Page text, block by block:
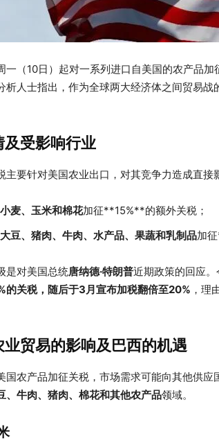
一（10日）起对一系列进口自美国的农产品
析人士指出，作为全球两大经济体之间贸易
及受影响行业
主要针对美国农业出口，对其竞争力造成直接
麦、玉米和棉花加征**15%**的额外关税；
豆、猪肉、牛肉、水产品、果蔬和乳制品加
是对美国总统唐纳德·特朗普近期政策的回应
的关税，随后于3月宣布加税翻倍至20% ，理
业贸易的影响及巴西的机遇
国农产品加征关税，市场需求可能向其他供应
、牛肉、猪肉、棉花和其他农产品领域。